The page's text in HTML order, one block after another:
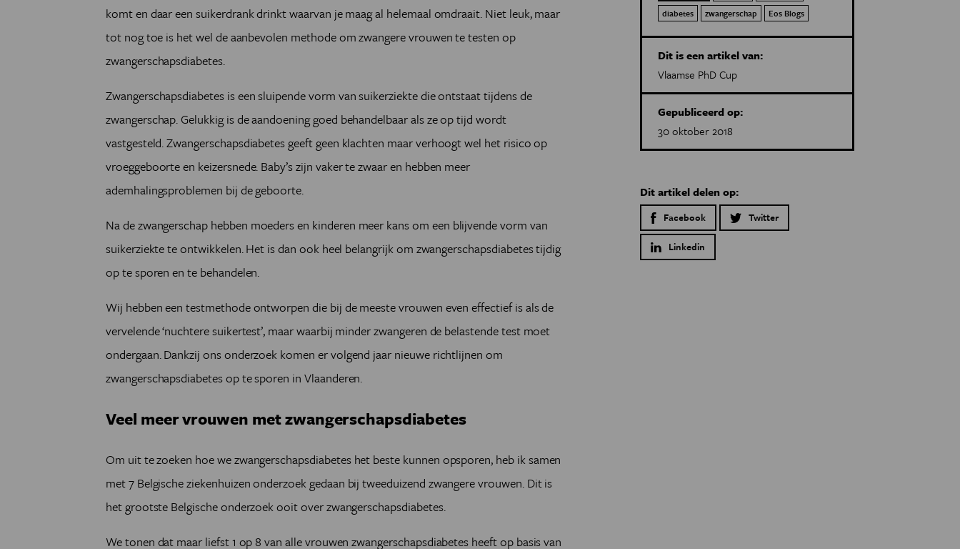
komt en daar een suikerdrank drinkt waarvan je maag al helemaal omdraait. Niet leuk, maar
tot nog toe is het wel de aanbevolen methode om zwangere vrouwen te testen op
zwangerschapsdiabetes.
Zwangerschapsdiabetes is een sluipende vorm van suikerziekte die ontstaat tijdens de
zwangerschap. Gelukkig is de aandoening goed behandelbaar als ze op tijd wordt
vastgesteld. Zwangerschapsdiabetes geeft geen klachten maar verhoogt wel het risico op
vroeggeboorte en keizersnede. Baby’s zijn vaker te zwaar en hebben meer
ademhalingsproblemen bij de geboorte.
Na de zwangerschap hebben moeders en kinderen meer kans om een blijvende vorm van
suikerziekte te ontwikkelen. Het is dan ook heel belangrijk om zwangerschapsdiabetes tijdig
op te sporen en te behandelen.
Wij hebben een testmethode ontworpen die bij de meeste vrouwen even effectief is als de
vervelende ‘nuchtere suikertest’, maar waarbij minder zwangeren de belastende test moet
ondergaan. Dankzij ons onderzoek komen er volgend jaar nieuwe richtlijnen om
zwangerschapsdiabetes op te sporen in Vlaanderen.
Veel meer vrouwen met zwangerschapsdiabetes
Om uit te zoeken hoe we zwangerschapsdiabetes het beste kunnen opsporen, heb ik samen
met 7 Belgische ziekenhuizen onderzoek gedaan bij tweeduizend zwangere vrouwen. Dit is
het grootste Belgische onderzoek ooit over zwangerschapsdiabetes.
We tonen dat maar liefst 1 op 8 van alle vrouwen zwangerschapsdiabetes heeft op basis van
diabetes
zwangerschap Eos Blogs
Dit is een artikel van:
Vlaamse PhD Cup
Gepubliceerd op:
30 oktober 2018
Dit artikel delen op:
Facebook Twitter
Linkedin